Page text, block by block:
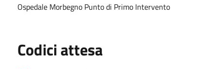
Ospedale Morbegno Punto di Primo Intervento
Codici attesa